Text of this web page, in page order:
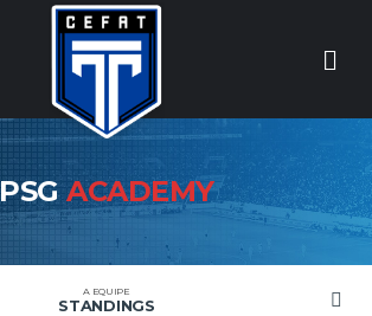
PSGACADEMY
A EQUIPE
STANDINGS